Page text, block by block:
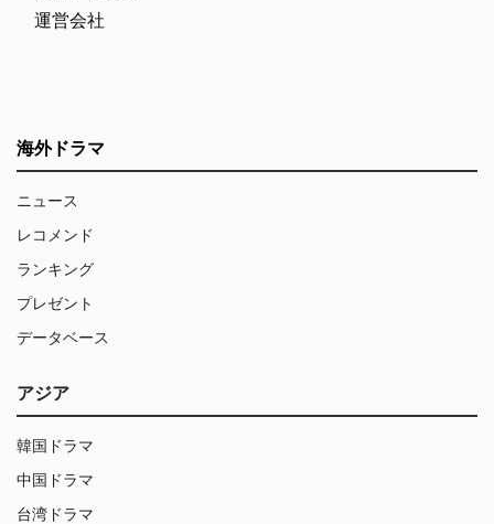
運営会社
海外ドラマ
ニュース
レコメンド
ランキング
プレゼント
データベース
アジア
韓国ドラマ
中国ドラマ
台湾ドラマ